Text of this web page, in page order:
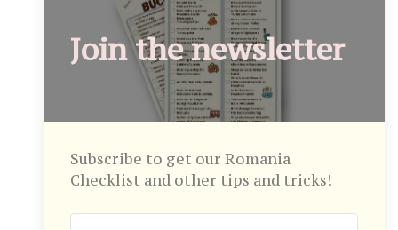
Join the newsletter
Subscribe to get our Romania
Checklist and other tips and tricks!